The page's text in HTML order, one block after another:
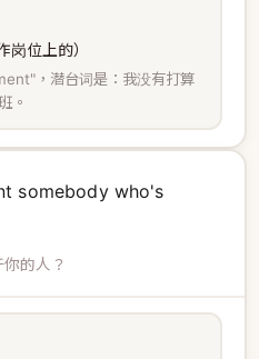
岗位上的）
，潜台词是：我没有打算
。
somebody who's
的人？